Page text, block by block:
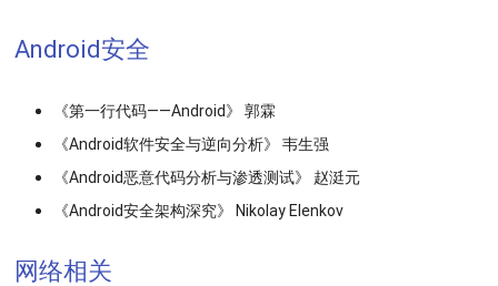
Android安全
《第一行代码——Android》 郭霖
《Android软件安全与逆向分析》 韦生强
《Android恶意代码分析与渗透测试》 赵涏元
《Android安全架构深究》 Nikolay Elenkov
网络相关